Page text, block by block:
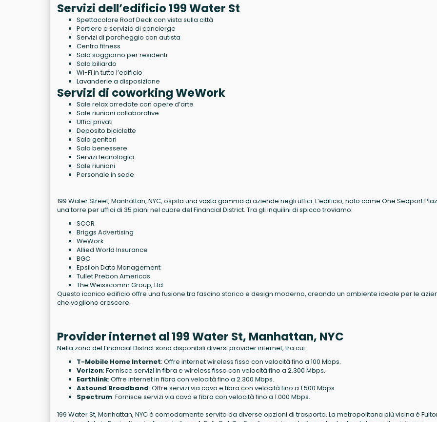
Servizi dell’edificio 199 Water St
Spettacolare Roof Deck con vista sulla città
Portiere e servizio di concierge
Servizi di parcheggio con autista
Centro fitness
Sala soggiorno per residenti
Sala biliardo
Wi-Fi in tutto l’edificio
Lavanderie a disposizione
Servizi di coworking WeWork
Sale relax arredate con opere d’arte
Sale riunioni collaborative
Uffici privati
Deposito biciclette
Sala genitori
Sala benessere
Servizi tecnologici
Sale riunioni
Personale in sede
199 Water Street, Manhattan, NYC, ospita una vasta gamma di aziende negli uffici. L’edificio, noto come One Seaport
una torre per uffici di 35 piani nel cuore del Financial District. Tra gli inquilini di spicco troviamo:
SCOR
Briggs Advertising
WeWork
Allied World Insurance
BGC
Epsilon Data Management
Tullet Prebon Americas
The Weisscomm Group, Ltd.
Questo iconico edificio offre una fusione tra fascino storico e design moderno, creando un ambiente ideale per le
che vogliono crescere.
Provider internet al 199 Water St, Manhattan, NYC
Nella zona del Financial District sono disponibili diversi provider internet, tra cui:
T-Mobile Home Internet: Offre internet wireless fisso con velocità fino a 100 Mbps.
Verizon: Fornisce servizi in fibra e wireless fisso con velocità fino a 2.300 Mbps.
Earthlink: Offre internet in fibra con velocità fino a 2.300 Mbps.
Astound Broadband: Offre servizi via cavo e fibra con velocità fino a 1.500 Mbps.
Spectrum: Fornisce servizi via cavo e fibra con velocità fino a 1.000 Mbps.
199 Water St, Manhattan, NYC è comodamente servito da diverse opzioni di trasporto. La metropolitana più vicina è